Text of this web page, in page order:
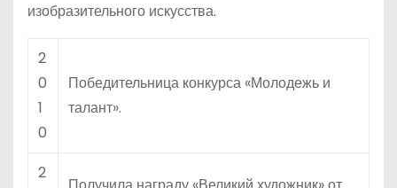
изобразительного искусства.
2
0
1
0
Победительница конкурса «Молодежь и
талант».
2